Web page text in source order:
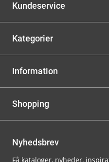
Kundeservice
Kategorier
Information
Shopping
Nyhedsbrev
Få kataloger, nyheder,